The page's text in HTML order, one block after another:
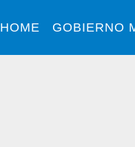
HOME GOBIERNO